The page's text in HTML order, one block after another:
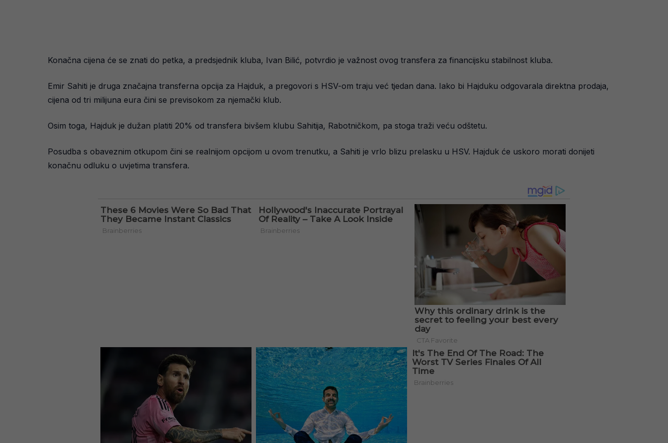
Konačna cijena će se znati do petka, a predsjednik kluba, Ivan Bilić, potvrdio je važnost ovog transfera za financijsku stabilnost kluba.
Emir Sahiti je druga značajna transferna opcija za Hajduk, a pregovori s HSV-om traju već tjedan dana. Iako bi Hajduku odgovarala direktna prodaja,
cijena od tri milijuna eura čini se previsokom za njemački klub.
Osim toga, Hajduk je dužan platiti 20% od transfera bivšem klubu Sahitija, Rabotničkom, pa stoga traži veću odštetu.
Posudba s obaveznim otkupom čini se realnijom opcijom u ovom trenutku, a Sahiti je vrlo blizu prelasku u HSV. Hajduk će uskoro morati donijeti
konačnu odluku o uvjetima transfera.